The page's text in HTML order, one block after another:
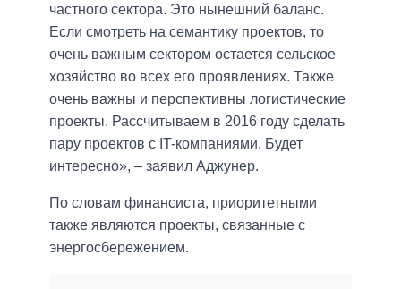
частного сектора. Это нынешний баланс.
Если смотреть на семантику проектов, то
очень важным сектором остается сельское
хозяйство во всех его проявлениях. Также
очень важны и перспективны логистические
проекты. Рассчитываем в 2016 году сделать
пару проектов с IT-компаниями. Будет
интересно», – заявил Аджунер.
По словам финансиста, приоритетными
также являются проекты, связанные с
энергосбережением.